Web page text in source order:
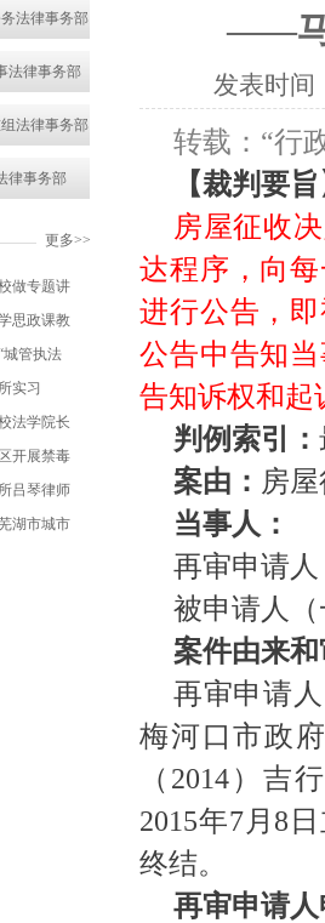
法律事务部
法律事务部
法律事务部
律事务部
更多>>
做专题讲
2026-08-04
思政课教
2026-07-24
城管执法
2026-07-15
实习
2026-07-01
法学院长
2026-06-29
开展禁毒
2026-06-18
吕琴律师
2026-05-21
湖市城市
——马
发表时间
转载：“行
【裁判要
房屋征收
达程序，向
进行公告，
公告中告知
告知诉权和起
判例索引：
案由： 房
当事人：
再审申请
被申请人
案件由来
再审申请
梅河口市政
（ 2014）吉
2015年7月8
终结。
再审申请